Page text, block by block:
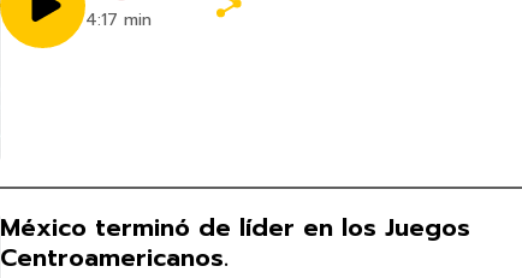
4:17 min
México terminó de líder en los Juegos
Centroamericanos.